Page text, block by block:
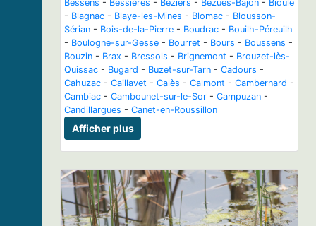
Bessens - Bessières - Béziers - Bézues-Bajon - Bioule
- Blagnac - Blaye-les-Mines - Blomac - Blousson-
Sérian - Bois-de-la-Pierre - Boudrac - Bouilh-Péreuilh
- Boulogne-sur-Gesse - Bourret - Bours - Boussens -
Bouzin - Brax - Bressols - Brignemont - Brouzet-lès-
Quissac - Bugard - Buzet-sur-Tarn - Cadours -
Cahuzac - Caillavet - Calès - Calmont - Cambernard -
Cambiac - Cambounet-sur-le-Sor - Campuzan -
Candillargues - Canet-en-Roussillon
Afficher plus